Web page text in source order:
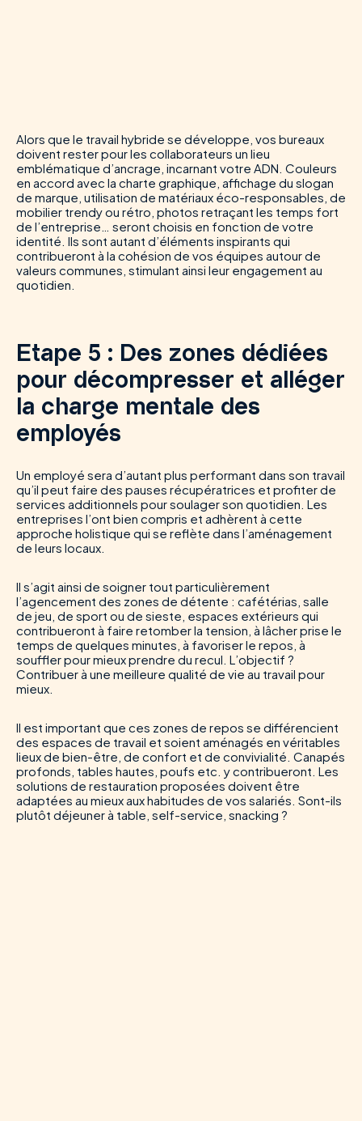
Alors que le travail hybride se développe, vos bureaux
doivent rester pour les collaborateurs un lieu
emblématique d’ancrage, incarnant votre ADN. Couleurs
en accord avec la charte graphique, affichage du slogan
de marque, utilisation de matériaux éco-responsables, de
mobilier trendy ou rétro, photos retraçant les temps fort
de l’entreprise… seront choisis en fonction de votre
identité. Ils sont autant d’éléments inspirants qui
contribueront à la cohésion de vos équipes autour de
valeurs communes, stimulant ainsi leur engagement au
quotidien.
Etape 5 : Des zones dédiées
pour décompresser et alléger
la charge mentale des
employés
Un employé sera d’autant plus performant dans son travail
qu’il peut faire des pauses récupératrices et profiter de
services additionnels pour soulager son quotidien. Les
entreprises l’ont bien compris et adhèrent à cette
approche holistique qui se reflète dans l’aménagement
de leurs locaux.
Il s’agit ainsi de soigner tout particulièrement
l’agencement des zones de détente : cafétérias, salle
de jeu, de sport ou de sieste, espaces extérieurs qui
contribueront à faire retomber la tension, à lâcher prise le
temps de quelques minutes, à favoriser le repos, à
souffler pour mieux prendre du recul. L’objectif ?
Contribuer à une meilleure qualité de vie au travail pour
mieux.
Il est important que ces zones de repos se différencient
des espaces de travail et soient aménagés en véritables
lieux de bien-être, de confort et de convivialité. Canapés
profonds, tables hautes, poufs etc. y contribueront. Les
solutions de restauration proposées doivent être
adaptées au mieux aux habitudes de vos salariés. Sont-ils
plutôt déjeuner à table, self-service, snacking ?